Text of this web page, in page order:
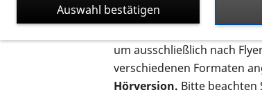
Auf dieser Seite finden
um ausschließlich nach
verschiedenen Formaten
Hörversion. Bitte beachten
Auswahl bestätigen